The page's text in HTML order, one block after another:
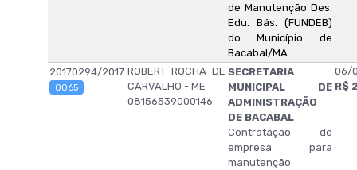
de Manutenção Des.
Edu. Bás. (FUNDEB)
do Município de
Bacabal/MA.
20170294/2017
0065
ROBERT ROCHA DE
CARVALHO - ME
08156539000146
SECRETARIA
MUNICIPAL DE
ADMINISTRAÇÃO
DE BACABAL
Contratação de
empresa para
manutenção
06/
R$